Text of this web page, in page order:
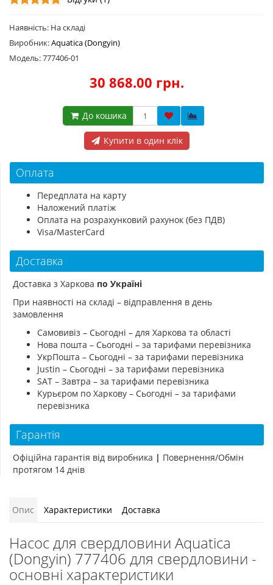
Наявність: На складі
Виробник:Aquatica (Dongyin)
Модель: 777406-01
30 868.00 грн.
До кошика
Купити в один клік
Оплата
Передплата на карту
Наложений платіж
Оплата на розрахунковий рахунок (без ПДВ)
Visa/MasterCard
Доставка
Доставка з Харкова по Україні
При наявності на складі – відправлення в день
замовлення
Самовивіз – Сьогодні – для Харкова та області
Нова пошта – Сьогодні – за тарифами перевізника
УкрПошта – Сьогодні – за тарифами перевізника
Justin – Сьогодні – за тарифами перевізника
SAT – Завтра – за тарифами перевізника
Курьєром по Харкову – Сьогодні – за тарифами
перевізника
Гарантія
Офіційна гарантія від виробника | Повернення/Обмін
протягом 14 днів
Опис Характеристики Доставка
Насос для свердловини Aquatica
(Dongyin) 777406 для свердловини -
основні характеристики